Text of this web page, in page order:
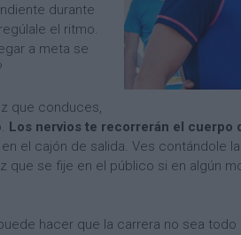
durante
el ritmo.
a meta se
que conduces,
Los nervios te recorrerán el cuerpo
el cajón de salida. Ves contándole
se fije en el público si en algún
hacer que la carrera no sea